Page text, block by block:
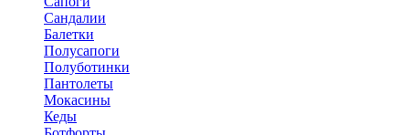
Сандалии
Балетки
Полусапоги
Полуботинки
Пантолеты
Мокасины
Кеды